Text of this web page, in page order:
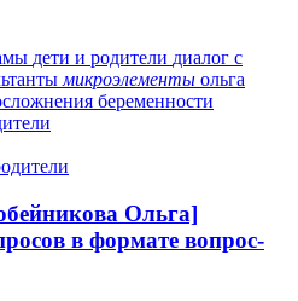
дети и родители диалог с
микроэлементы ольга
беременности
Ольга]
в формате вопрос-